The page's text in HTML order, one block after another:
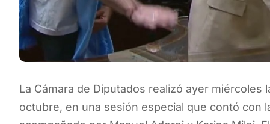
La Cámara de Diputados realizó ayer miércoles
octubre, en una sesión especial que contó con